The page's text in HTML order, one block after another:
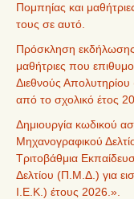
Πομπηίας και
τους σε αυτό.
Πρόσκληση εκδήλωσης
μαθήτριες που
Διεθνούς
από το σχολικό έτος
Δημιουργία κωδικού
Μηχανογραφικού
Τριτοβάθμια
Δελτίου (Π.Μ.Δ.) για
Ι.Ε.Κ.) έτους 2026.».